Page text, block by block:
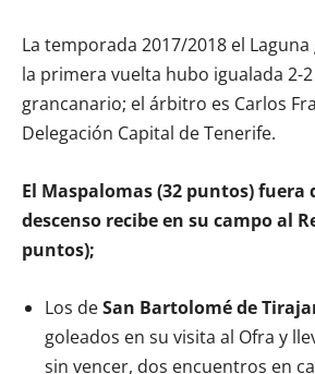
La temporada 2017/2018 el
la primera vuelta hubo igualada 2-
grancanario; el árbitro es Carlos
Delegación Capital de Tenerife.
El Maspalomas (32 puntos) fuera
descenso recibe en su campo al
puntos);
Los deSan Bartolomé de
goleados en su visita al Ofra y
sin vencer, dos encuentros en